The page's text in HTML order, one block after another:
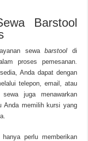
Barstool
sewabarstool di
proses pemesanan.
Anda dapat dengan
telepon, email, atau
juga menawarkan
Anda memilih kursi yang
perlu memberikan